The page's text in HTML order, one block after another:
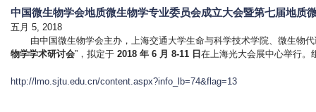
中国微生物学会地质微生物学专业委员会成立大会暨第七届地质
五月 5, 2018
由中国微生物学会主办，上海交通大学生命与科学技术学院、微生物代
物学学术研讨会”，拟定于 2018 年 6 月 8-11 日 在上海光大会展中心举行。
http://lmo.sjtu.edu.cn/content.aspx?info_lb=74&flag=13